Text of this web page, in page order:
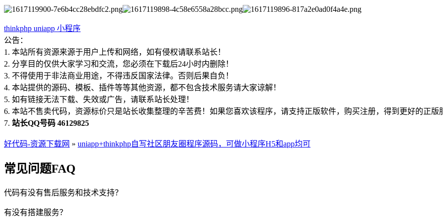
thinkphp uniapp 小程序
公告：
1. 本站所有资源来源于用户上传和网络，如有侵权请联系站长！
2. 分享目的仅供大家学习和交流，您必须在下载后24小时内删除！
3. 不得使用于非法商业用途，不得违反国家法律。否则后果自负！
4. 本站提供的源码、模板、插件等等其他资源，都不包含技术服务请大家谅解！
5. 如有链接无法下载、失效或广告，请联系站长处理！
6. 本站不售卖代码，资源标价只是站长收集整理的辛苦费！如果您喜欢该程序，请支持正版软件，购买注册，得到更好的正版
7. 站长QQ号码 46129825
好代码-资源下载网 » uniapp+thinkphp自写社区朋友圈程序源码，可做小程序H5和app均可
常见问题FAQ
代码有没有售后服务和技术支持？
有没有搭建服务？